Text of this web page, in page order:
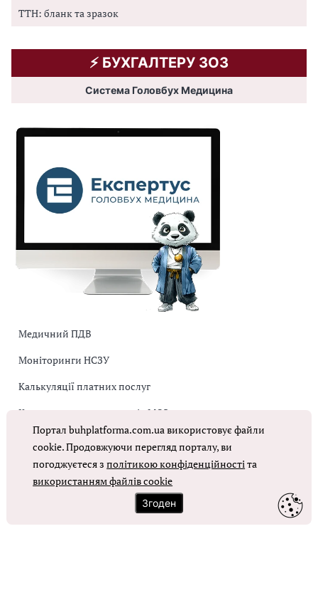
ТТН: бланк та зразок
⚡️ БУХГАЛТЕРУ ЗОЗ
Система Головбух Медицина
Медичний ПДВ
Моніторинги НСЗУ
Калькуляції платних послуг
Коригувальна накладна від МОЗ
Оплата праці в КНП
ОТРИМАТИ ДОСТУП
Портал buhplatforma.com.ua використовує файли
cookie. Продовжуючи перегляд порталу, ви
погоджуєтеся зполітикою конфіденційностіта
використанням файлів cookie
Згоден